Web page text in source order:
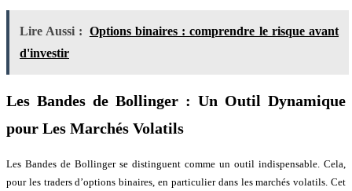
Lire Aussi : Options binaires : comprendre le risque avant
d'investir
Les Bandes de Bollinger : Un Outil Dynamique
pour Les Marchés Volatils
Les Bandes de Bollinger se distinguent comme un outil indispensable. Cela,
pour les traders d’options binaires, en particulier dans les marchés volatils. Cet